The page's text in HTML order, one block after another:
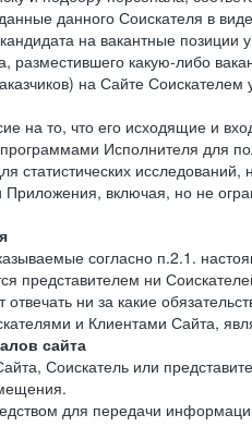
данного Соискателя в
на вакантные позиции
разместившего какую-либо
на Сайте
на то, что его исходящие и
программами Исполнителя для
статистических
включая, но не
согласно п.2.1.
представителем ни
отвечать ни за какие
и Клиентами Сайта,
сайта
Соискатель или
для передачи